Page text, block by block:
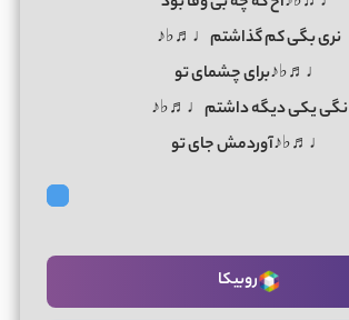
نری بگی کم گذاشتم♩♬♭♪
♩♬♭♪برای چشمای تو
نگی یکی دیگه داشتم♩♬♭♪
♩♬♭♪آوردمش جای تو
روبیکا